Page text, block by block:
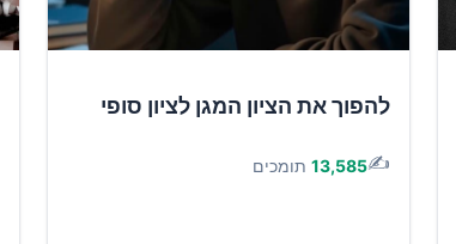
להפוך את הציון המגן לציון סופי
✍️
13,585 תומכים